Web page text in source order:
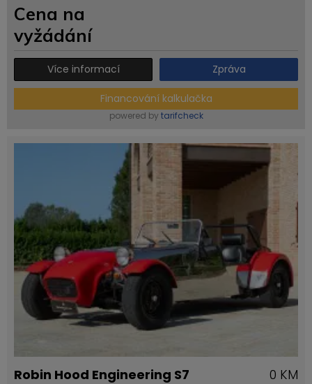
Cena na
vyžádání
Více informací Zpráva
Financování kalkulačka
powered by tarifcheck
Robin Hood Engineering S7 0 KM